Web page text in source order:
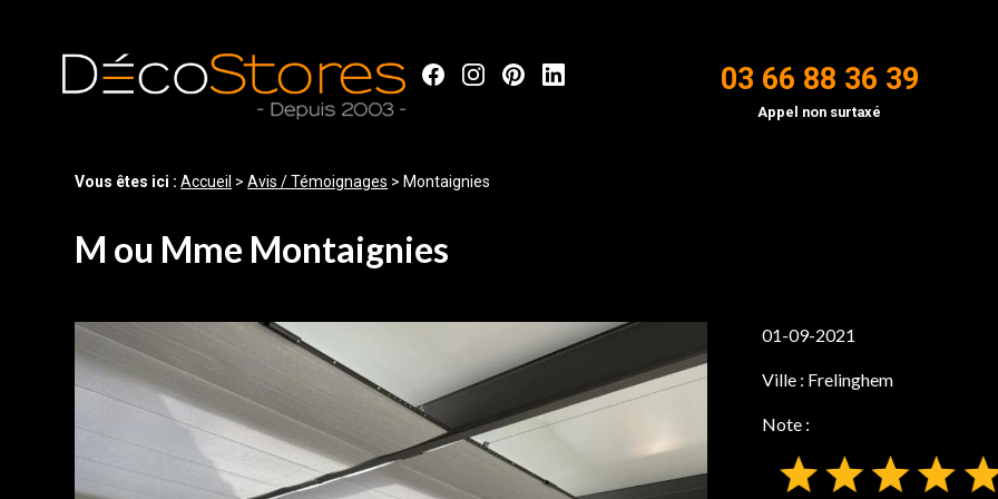
03 66 88 36 39
Appel non surtaxé
Vous êtes ici :Accueil >Avis / Témoignages > Montaignies
M ou Mme Montaignies
01-09-2021
Ville : Frelinghem
Note :